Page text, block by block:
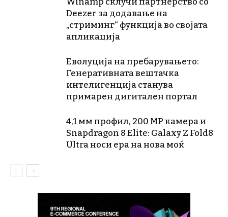
Deezer за додавање на
„стриминг“ функција во својата
апликација
Еволуција на пребарувањето:
Генеративната вештачка
интелигенција станува
примарен дигитален портал
4,1 мм профил, 200 MP камера и
Snapdragon 8 Elite: Galaxy Z Fold8
Ultra носи ера на нова моќ